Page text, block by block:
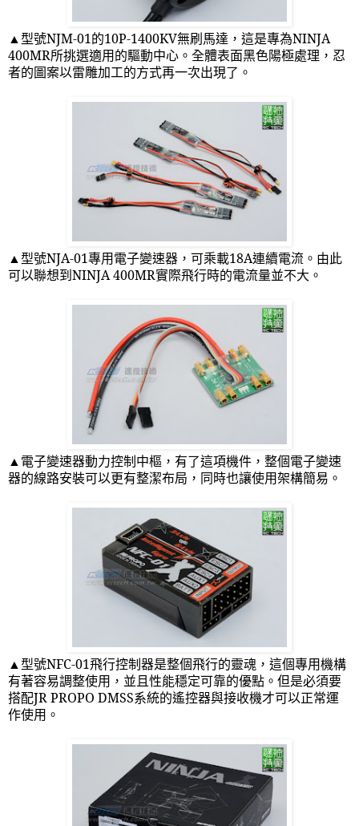
▲型號NJM-01的10P-1400KV無刷馬達，這是專為NINJA
400MR所挑選適用的驅動中心。全體表面黑色陽極處理，忍
者的圖案以雷雕加工的方式再一次出現了。
▲型號NJA-01專用電子變速器，可乘載18A連續電流。由此
可以聯想到NINJA 400MR實際飛行時的電流量並不大。
▲電子變速器動力控制中樞，有了這項機件，整個電子變速
器的線路安裝可以更有整潔布局，同時也讓使用架構簡易。
▲型號NFC-01飛行控制器是整個飛行的靈魂，這個專用機構
有著容易調整使用，並且性能穩定可靠的優點。但是必須要
搭配JR PROPO DMSS系統的遙控器與接收機才可以正常運
作使用。